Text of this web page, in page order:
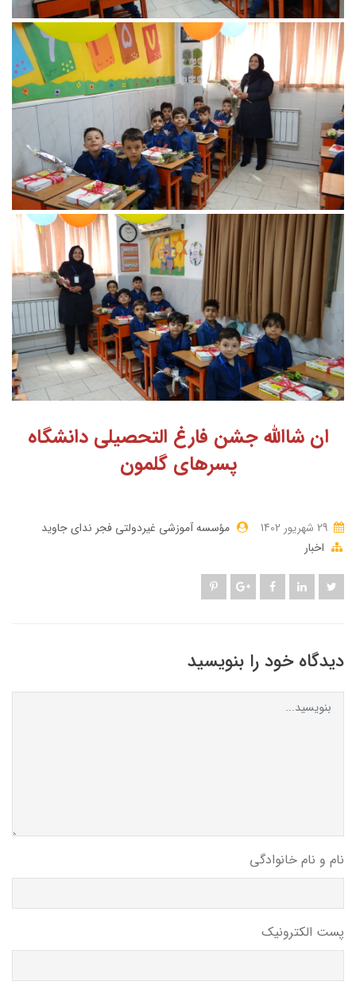
ان شاالله جشن فارغ التحصیلی دانشگاه
پسرهای گلمون
مؤسسه آموزشی غیردولتی فجر ندای جاوید
اخبار
دیدگاه خود را بنویسید
نام و نام خانوادگی
پست الکترونیک